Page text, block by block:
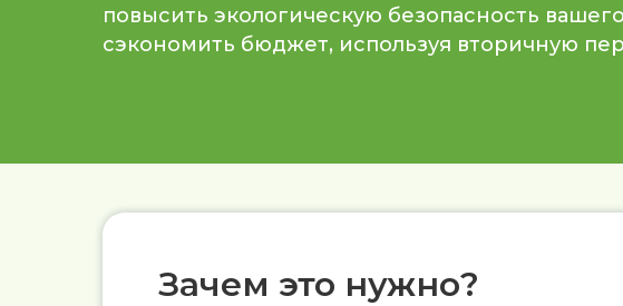
повысить экологическую безопасность
сэкономить бюджет, используя вторичную
Зачем это нужно?